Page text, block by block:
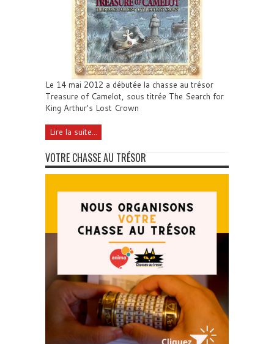
Le 14 mai 2012 a débutée la chasse au trésor
Treasure of Camelot, sous titrée The Search for
King Arthur's Lost Crown
Lire la suite...
VOTRE CHASSE AU TRÉSOR